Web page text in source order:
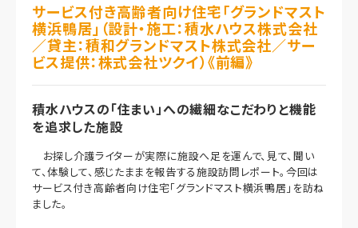
サービス付き高齢者向け住宅「グランドマスト
横浜鴨居」（設計・施工：積水ハウス株式会社
／貸主：積和グランドマスト株式会社／サー
ビス提供：株式会社ツクイ）《前編》
積水ハウスの「住まい」への繊細なこだわりと機能
を追求した施設
お探し介護ライターが実際に施設へ足を運んで、見て、聞い
て、体験して、感じたままを報告する施設訪問レポート。今回は
サービス付き高齢者向け住宅「グランドマスト横浜鴨居」を訪ね
ました。